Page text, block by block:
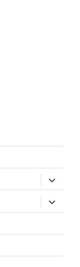
ouvrir
le
sous-
menu
ouvrir
le